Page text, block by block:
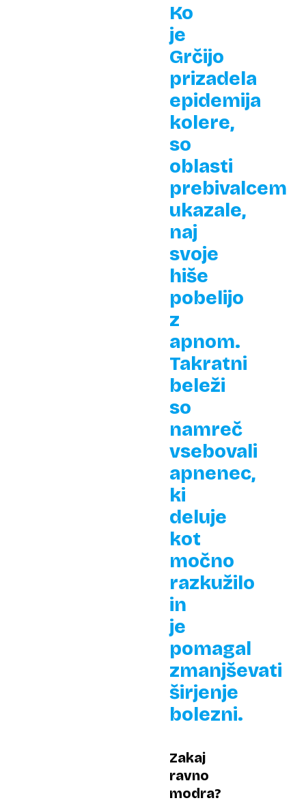
Ko
je
Grčijo
prizadela
epidemija
kolere,
so
oblasti
prebivalcem
ukazale,
naj
svoje
hiše
pobelijo
z
apnom.
Takratni
beleži
so
namreč
vsebovali
apnenec,
ki
deluje
kot
močno
razkužilo
in
je
pomagal
zmanjševati
širjenje
bolezni.
Zakaj
ravno
modra?